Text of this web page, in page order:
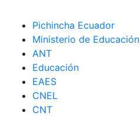
Pichincha Ecuador
Ministerio de Educación
ANT
Educación
EAES
CNEL
CNT